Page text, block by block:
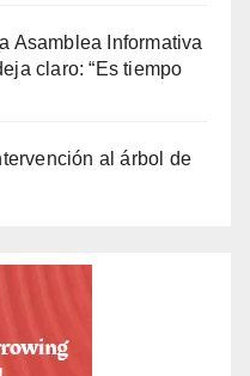
Asamblea Informativa
claro: “Es tiempo
al árbol de